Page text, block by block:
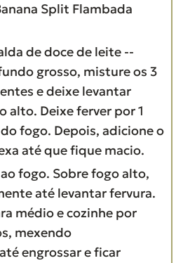
Split Flambada
de doce de leite --
grosso, misture os 3
e deixe levantar
alto. Deixe ferver por 1
fogo. Depois, adicione o
até que fique macio.
fogo. Sobre fogo alto,
até levantar fervura.
médio e cozinhe por
mexendo
engrossar e ficar